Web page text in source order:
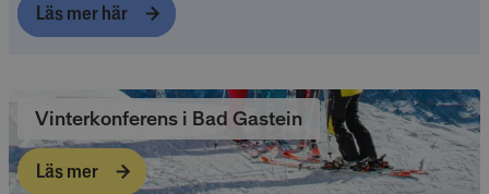
Läs mer här
Vinterkonferens i Bad Gastein
Läs mer